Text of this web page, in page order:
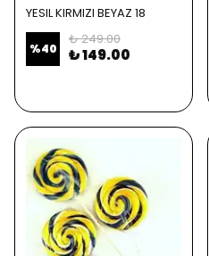
YESIL KIRMIZI BEYAZ 18
%40
₺ 249.00
₺ 149.00